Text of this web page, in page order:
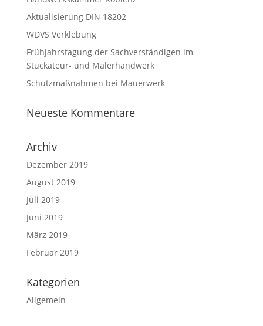
Aktualisierung DIN 18202
WDVS Verklebung
Frühjahrstagung der Sachverständigen im
Stuckateur- und Malerhandwerk
Schutzmaßnahmen bei Mauerwerk
Neueste Kommentare
Archiv
Dezember 2019
August 2019
Juli 2019
Juni 2019
März 2019
Februar 2019
Kategorien
Allgemein